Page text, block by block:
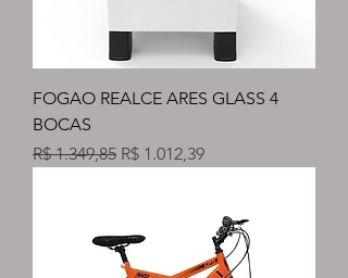
FOGAO REALCE ARES GLASS 4
BOCAS
Preço normal
R$ 1.349,85 Preço promocional
R$ 1.012,39